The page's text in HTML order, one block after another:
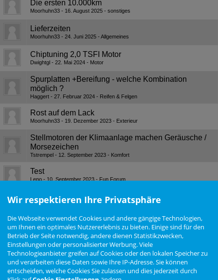
Die ersten 10.000km
Moorhuhn33 16. August 2025 sonstiges
Lieferzeiten
Moorhuhn33 24. Juni 2025 Allgemeines
Chiptuning 2,0 TSFI Motor
Dwightgl 22. Mai 2024 Motor
Spurplatten +Bereifung - welche Kombination
möglich ?
Haggert 27. Februar 2024 Reifen & Felgen
Rost auf dem Lack
Moorhuhn33 19. Dezember 2023 Exterieur
Stellmotoren der Klimaanlage machen Geräusche /
Morsezeichen
Tstrempel 12. September 2023 Komfort
Test
Leno 10. September 2023 Fun Forum
Mein R–Liner
Spurti airteon
Nutzungsbedingungen Datenschutzerklärung Impressum Newsletter
Cookie Einstellungen
Wir respektieren Ihre Privatsphäre
Die Webseite verwendet Cookies und andere gängige Technologien,
um Ihnen ein optimales Nutzererlebnis zu bieten. Einige sind für den
Betrieb der Seite notwendig, andere dienen Statistikzwecken,
Einstellungen oder personalisierter Werbung. Viele
Technologieanbieter greifen auf Cookies oder den lokalen Speicher zu
und verarbeiten diese Daten sowie Ihre IP-Adresse. Sie können
entscheiden, welche Cookies Sie zulassen und dies jederzeit durch